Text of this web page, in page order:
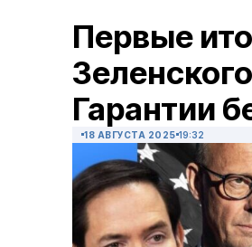
Первые
Гарантии
18 АВГУСТА 2025 19:32